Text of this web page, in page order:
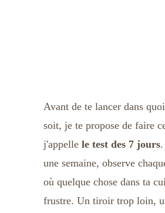
Avant de te lancer dans
soit, je te propose de faire
j'appelle le test des 7 jours.
une semaine, observe
où quelque chose dans ta
frustre. Un tiroir trop loin,